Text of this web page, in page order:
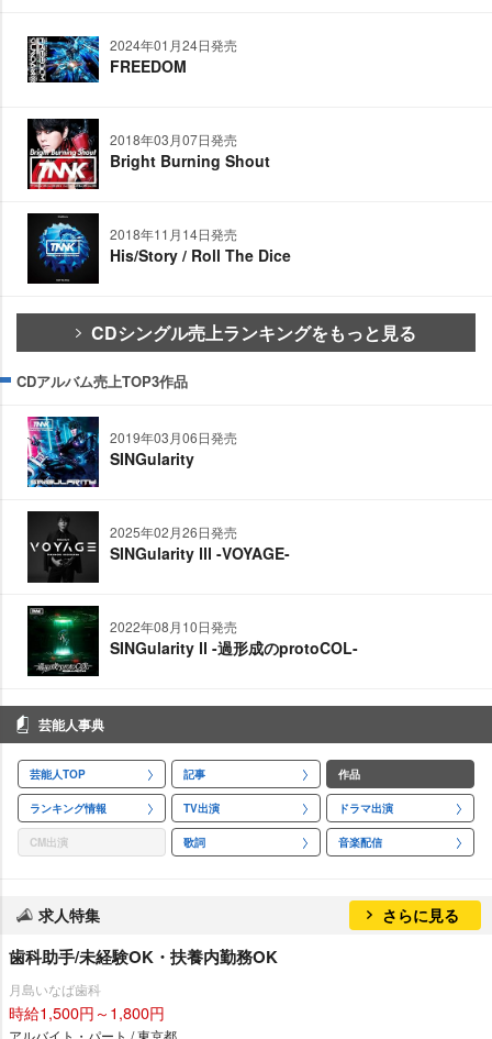
2024年01月24日発売
FREEDOM
2018年03月07日発売
Bright Burning Shout
2018年11月14日発売
His/Story / Roll The Dice
CDシングル売上ランキングをもっと見る
CDアルバム売上TOP3作品
2019年03月06日発売
SINGularity
2025年02月26日発売
SINGularity Ⅲ -VOYAGE-
2022年08月10日発売
SINGularity Ⅱ -過形成のprotoCOL-
芸能人事典
芸能人TOP 記事 作品
ランキング情報 TV出演 ドラマ出演
CM出演 歌詞 音楽配信
求人特集 さらに見る
歯科助手/未経験OK・扶養内勤務OK
月島いなば歯科
時給1,500円～1,800円
アルバイト・パート / 東京都